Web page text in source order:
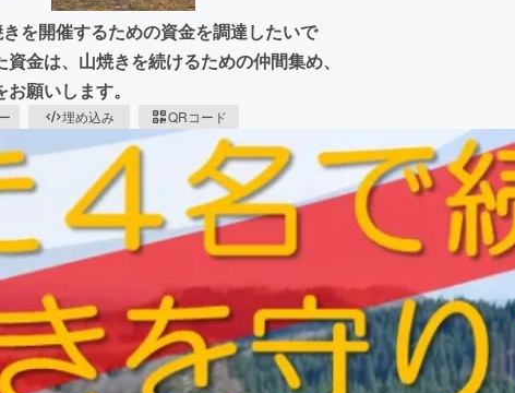
を開催するための資金を調達したいで
金は、山焼きを続けるための仲間集め、
願いします。
埋め込み QRコード